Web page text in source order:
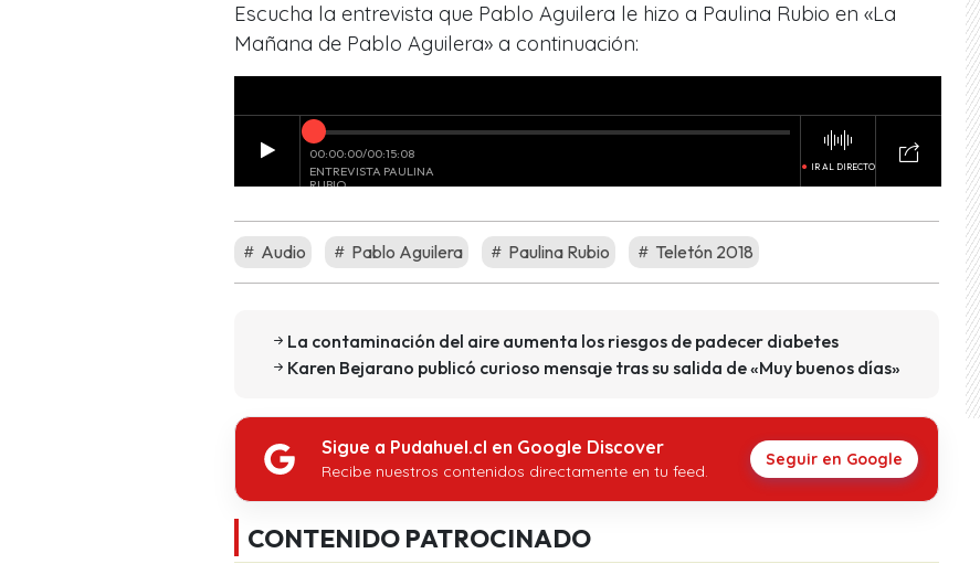
Escucha la entrevista que Pablo Aguilera le hizo a Paulina Rubio en «La
Mañana de Pablo Aguilera» a continuación:
Audio Pablo Aguilera Paulina Rubio Teletón 2018
La contaminación del aire aumenta los riesgos de padecer diabetes
Karen Bejarano publicó curioso mensaje tras su salida de «Muy buenos días»
Sigue a Pudahuel.cl en Google Discover
Recibe nuestros contenidos directamente en tu feed.
Seguir en Google
CONTENIDO PATROCINADO